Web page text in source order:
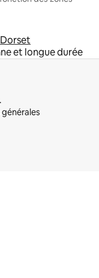
Dorset
et longue durée